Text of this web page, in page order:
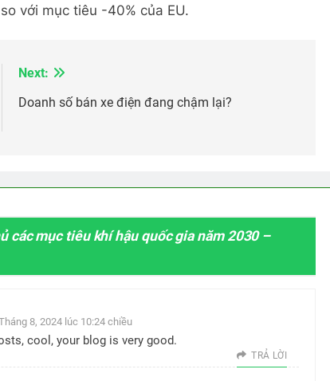
với mục tiêu -40% của EU.
Next:
Doanh số bán xe điện đang chậm lại?
các mục tiêu khí hậu quốc gia năm 2030 –
8, 2024 lúc 10:24 chiều
cool, your blog is very good.
TRẢ LỜI